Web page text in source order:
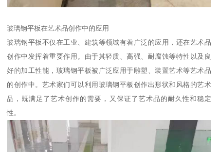
玻璃钢平板在艺术品创作中的应用
玻璃钢平板不仅在工业、建筑等领域有着广泛的应用，还在艺术品
创作中发挥着重要作用。由于其轻质、高强、耐腐蚀等特性以及良
好的加工性能，玻璃钢平板被广泛应用于雕塑、装置艺术等艺术品
的创作中。艺术家们可以利用玻璃钢平板创作出形状和风格的艺术
品，既满足了艺术创作的需要，又保证了艺术品的耐久性和稳定
性。